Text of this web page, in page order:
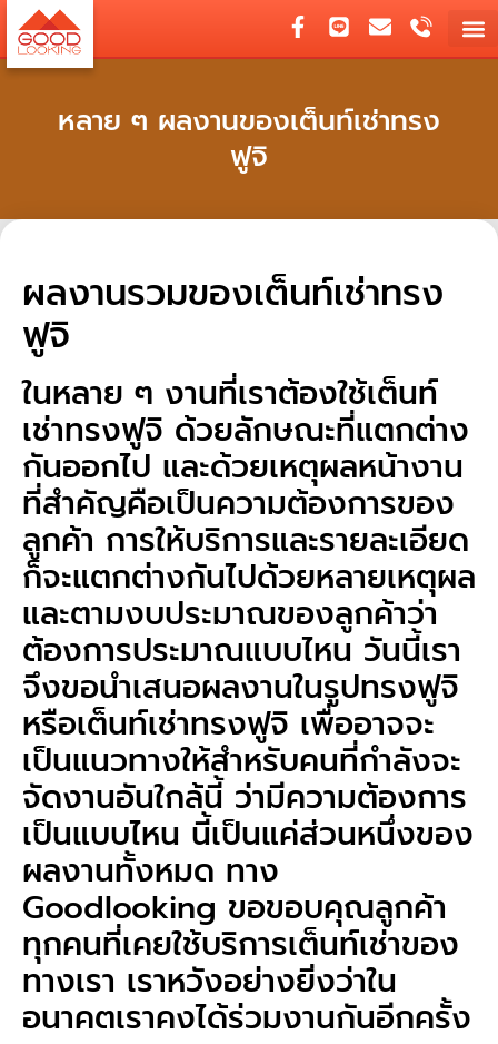
หลาย ๆ ผลงานของเต็นท์เช่าทรง
ฟูจิ
ผลงานรวมของเต็นท์เช่าทรง
ฟูจิ
ในหลาย ๆ งานที่เราต้องใช้เต็นท์
เช่าทรงฟูจิ ด้วยลักษณะที่แตกต่าง
กันออกไป และด้วยเหตุผลหน้างาน
ที่สำคัญคือเป็นความต้องการของ
ลูกค้า การให้บริการและรายละเอียด
ก็จะแตกต่างกันไปด้วยหลายเหตุผล
และตามงบประมาณของลูกค้าว่า
ต้องการประมาณแบบไหน วันนี้เรา
จึงขอนำเสนอผลงานในรูปทรงฟูจิ
หรือเต็นท์เช่าทรงฟูจิ เพื่ออาจจะ
เป็นแนวทางให้สำหรับคนที่กำลังจะ
จัดงานอันใกล้นี้ ว่ามีความต้องการ
เป็นแบบไหน นี้เป็นแค่ส่วนหนึ่งของ
ผลงานทั้งหมด ทาง
Goodlooking ขอขอบคุณลูกค้า
ทุกคนที่เคยใช้บริการเต็นท์เช่าของ
ทางเรา เราหวังอย่างยิ่งว่าใน
อนาคตเราคงได้ร่วมงานกันอีกครั้ง